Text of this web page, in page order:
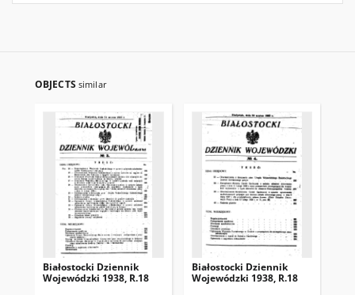
OBJECTS similar
Białostocki Dziennik
Wojewódzki 1938, R.18
Białostocki Dziennik
Wojewódzki 1938, R.18